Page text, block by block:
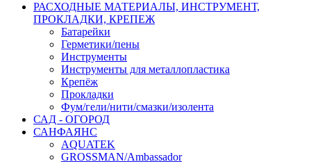
РАСХОДНЫЕ МАТЕРИАЛЫ, ИНСТРУМЕНТ,
ПРОКЛАДКИ, КРЕПЕЖ
Батарейки
Герметики/пены
Инструменты
Инструменты для металлопластика
Крепёж
Прокладки
Фум/гели/нити/смазки/изолента
САД - ОГОРОД
САНФАЯНС
AQUATEK
GROSSMAN/Ambassador